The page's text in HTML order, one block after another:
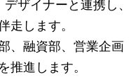
ザイナーと連携し、
走します。
、融資部、営業企画
推進します。